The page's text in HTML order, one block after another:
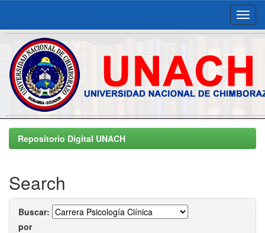
Skip
navigationRepositorio Digital UNACH
Search
Buscar:
por